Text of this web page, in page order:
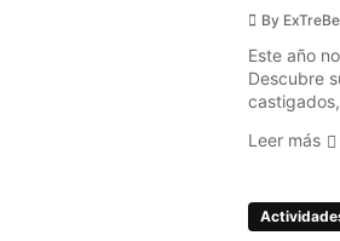
By
Este año
Descubre
Leer más